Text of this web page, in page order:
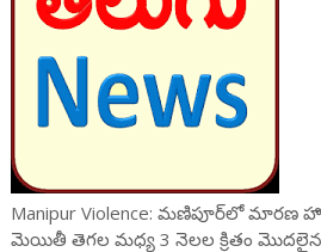
Manipur Violence: మణిపూర్‌లో మారణ
మెయితీ తెగల మధ్య 3 నెలల క్రితం మొదలైన